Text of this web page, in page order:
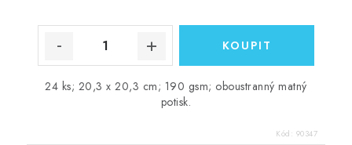
24 ks; 20,3 x 20,3 cm; 190 gsm; oboustranný matný
potisk.
Kód: 90347